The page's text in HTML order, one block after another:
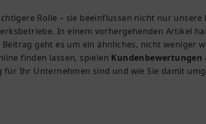
Rolle – sie beeinflussen nicht nur
In einem vorhergehenden Artikel
geht es um ein ähnliches, nicht weniger
finden lassen, spielen Kundenbewertungen
Ihr Unternehmen sind und wie Sie damit